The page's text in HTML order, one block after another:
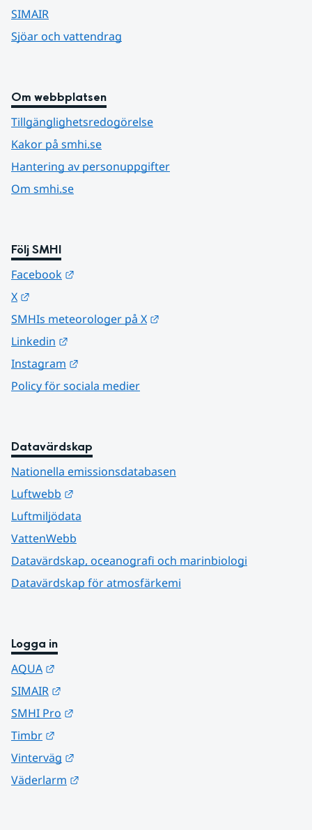
SIMAIR
Sjöar och vattendrag
Om webbplatsen
Tillgänglighetsredogörelse
Kakor på smhi.se
Hantering av personuppgifter
Om smhi.se
Följ SMHI
Facebook
X
SMHIs meteorologer på X
Linkedin
Instagram
Policy för sociala medier
Datavärdskap
Nationella emissionsdatabasen
Luftwebb
Luftmiljödata
VattenWebb
Datavärdskap, oceanografi och marinbiologi
Datavärdskap för atmosfärkemi
Logga in
AQUA
SIMAIR
SMHI Pro
Timbr
Vinterväg
Väderlarm